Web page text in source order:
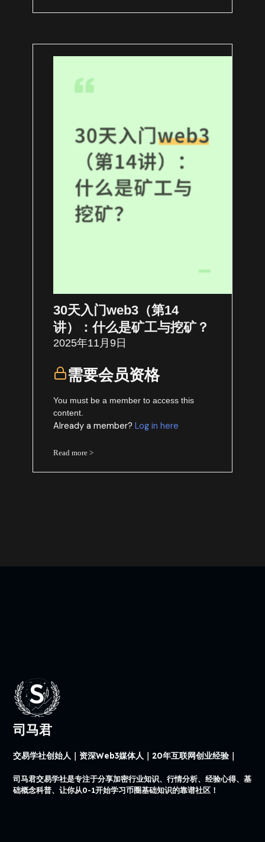
30天入门web3（第14
讲）：什么是矿工与挖矿？
2025年11月9日
需要会员资格
You must be a member to access this
content.
Already a member?Log in here
Read more >
司马君
交易学社创始人｜资深Web3媒体人｜20年互联网创业经验｜
司马君交易学社是专注于分享加密行业知识、行情分析、经验心得、基
础概念科普、让你从0-1开始学习币圈基础知识的靠谱社区！